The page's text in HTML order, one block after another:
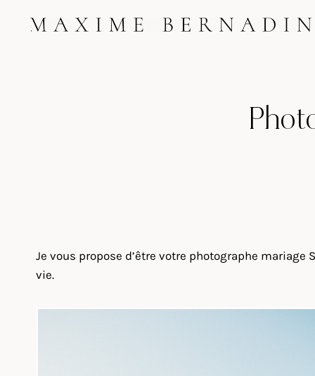
Je vous propose d’être votre photographe
vie.